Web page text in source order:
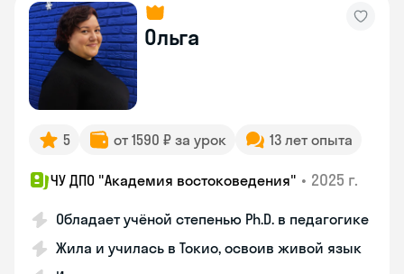
Ольга
5 от 1590 ₽ за урок 13 лет опыта
ЧУ ДПО "Академия востоковедения" • 2025 г.
Обладает учёной степенью Ph.D. в педагогике
Жила и училась в Токио, освоив живой язык